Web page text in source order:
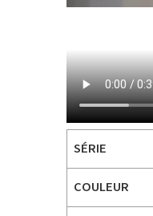
SÉRIE
COULEUR